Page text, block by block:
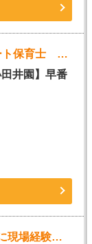
【チャイルドほーむ小田井園】早番パート保育士 小規模保育園
田井園】早番
【保育学生OK】延長保育対応｜授業後に現場経験が積める♪